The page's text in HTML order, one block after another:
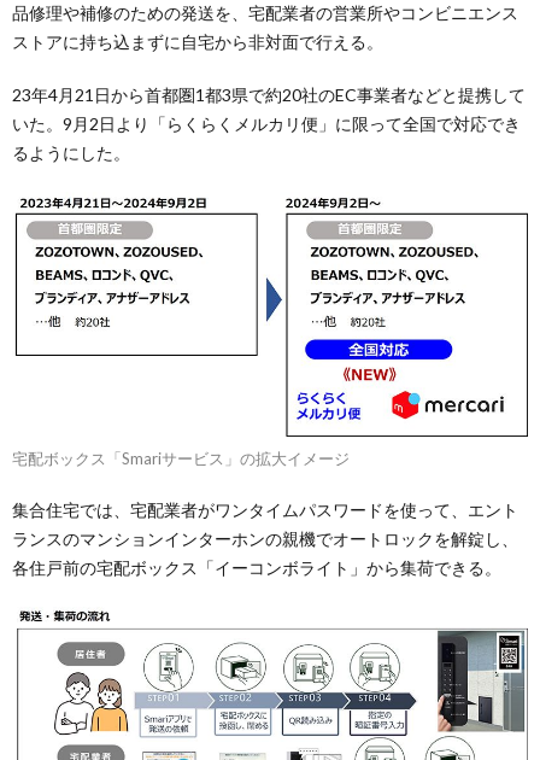
品修理や補修のための発送を、宅配業者の営業所やコンビニエンス
ストアに持ち込まずに自宅から非対面で行える。
23年4月21日から首都圏1都3県で約20社のEC事業者などと提携して
いた。9月2日より「らくらくメルカリ便」に限って全国で対応でき
るようにした。
宅配ボックス「Smariサービス」の拡大イメージ
集合住宅では、宅配業者がワンタイムパスワードを使って、エント
ランスのマンションインターホンの親機でオートロックを解錠し、
各住戸前の宅配ボックス「イーコンボライト」から集荷できる。